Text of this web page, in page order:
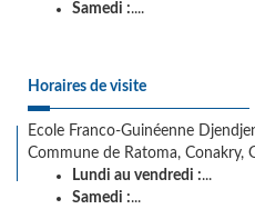
Samedi :....
Horaires de visite
Ecole Franco-Guinéenne
Commune de Ratoma, Conakry,
Lundi au vendredi :...
Samedi :...